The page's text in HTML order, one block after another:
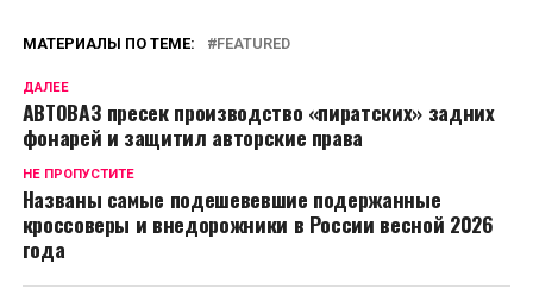
МАТЕРИАЛЫ ПО ТЕМЕ: FEATURED
ДАЛЕЕ
АВТОВАЗ пресек производство «пиратских» задних
фонарей и защитил авторские права
НЕ ПРОПУСТИТЕ
Названы самые подешевевшие подержанные
кроссоверы и внедорожники в России весной 2026
года